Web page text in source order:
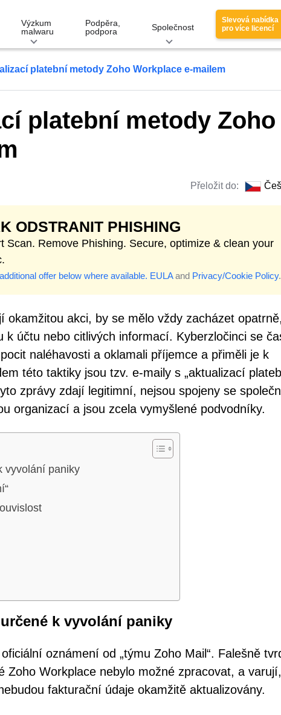
Výzkum
malwaru
Podpěra,
podpora
Společnost
Slevová nabídka
pro více licencí
platební metody Zoho Workplace e-mailem
platební metody Zoho
Přeložit do:
ODSTRANIT PHISHING
Scan. Remove Phishing. Secure, optimize & clean your
offer below where available. EULAand Privacy/Cookie Policy.
okamžitou akci, by se mělo vždy zacházet opatrně,
účtu nebo citlivých informací. Kyberzločinci se
naléhavosti a oklamali příjemce a přiměli je k
této taktiky jsou tzv. e-maily s „aktualizací
zprávy zdají legitimní, nejsou spojeny se
organizací a jsou zcela vymyšlené podvodníky.
vyvolání paniky
k vyvolání paniky
oznámení od „týmu Zoho Mail“. Falešně
Zoho Workplace nebylo možné zpracovat, a
fakturační údaje okamžitě aktualizovány.